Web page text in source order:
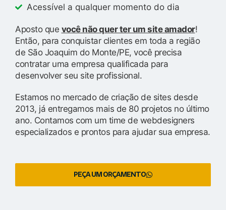
Acessível a qualquer momento do dia
Aposto que você não quer ter um site amador!
Então, para conquistar clientes em toda a região
de São Joaquim do Monte/PE, você precisa
contratar uma empresa qualificada para
desenvolver seu site profissional.
Estamos no mercado de criação de sites desde
2013, já entregamos mais de 80 projetos no último
ano. Contamos com um time de webdesigners
especializados e prontos para ajudar sua empresa.
PEÇA UM ORÇAMENTO